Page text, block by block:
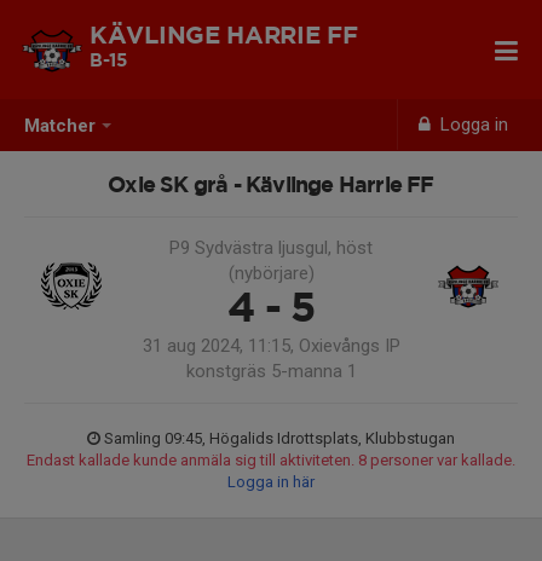
Matcher Logga in
KÄVLINGE HARRIE FF
B-15
Oxie SK grå - Kävlinge Harrie FF
P9 Sydvästra ljusgul, höst
(nybörjare)
4 - 5
31 aug 2024, 11:15, Oxievångs IP
konstgräs 5-manna 1
Samling 09:45, Högalids Idrottsplats, Klubbstugan
Endast kallade kunde anmäla sig till aktiviteten. 8 personer var kallade.
Logga in här